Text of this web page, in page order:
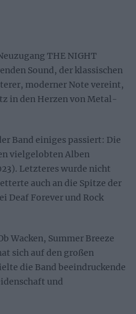
THE NIGHT
Sound, der klassischen
moderner Note vereint,
in den Herzen von Metal-
Band einiges passiert: Die
vielgelobten Alben
Letzteres wurde nicht
auch an die Spitze der
Deaf Forever und Rock
Wacken, Summer Breeze
sich auf den großen
die Band beeindruckende
und